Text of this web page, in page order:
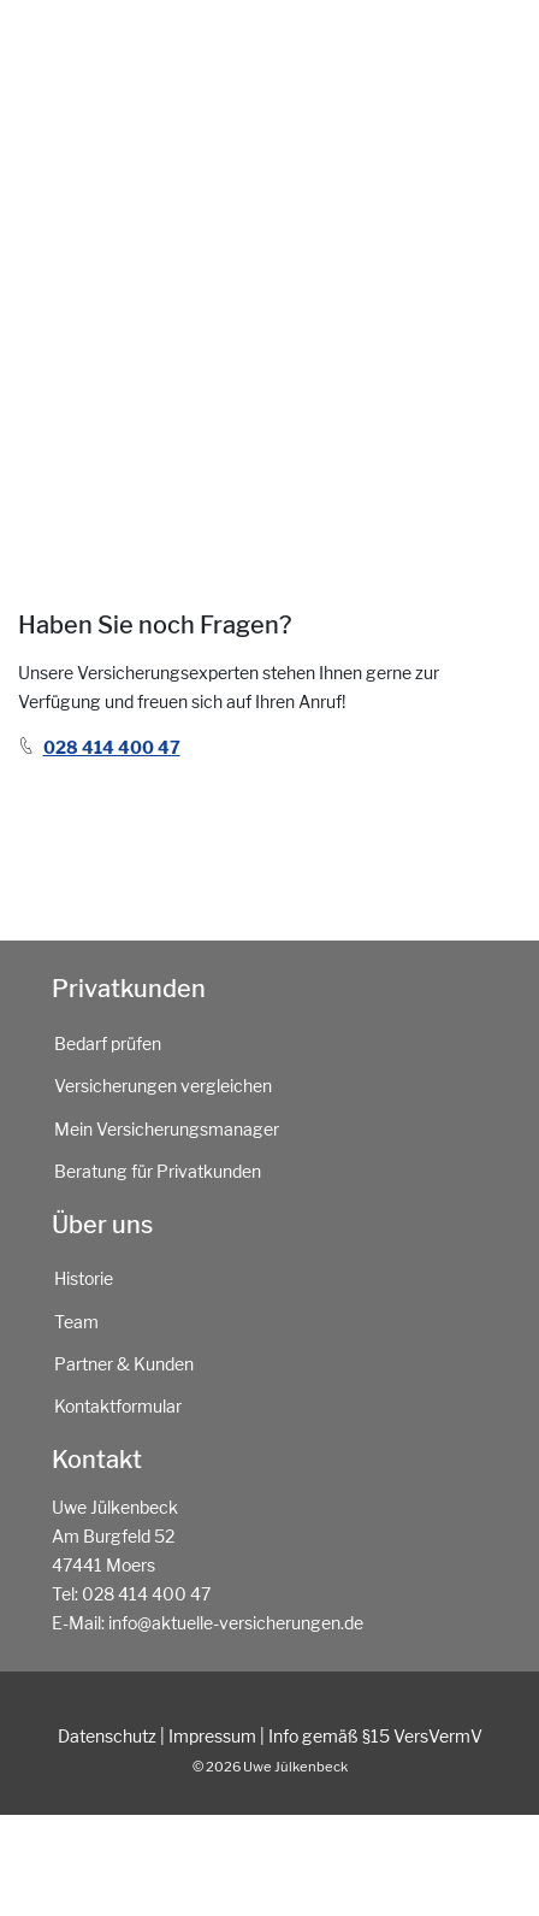
Haben Sie noch Fragen?
Unsere Versicherungsexperten stehen Ihnen gerne zur
Verfügung und freuen sich auf Ihren Anruf!
028 414 400 47
Privatkunden
Bedarf prüfen
Versicherungen vergleichen
Mein Versicherungsmanager
Beratung für Privatkunden
Über uns
Historie
Team
Partner & Kunden
Kontaktformular
Kontakt
Uwe Jülkenbeck
Am Burgfeld 52
47441 Moers
Tel: 028 414 400 47
E-Mail: info@aktuelle-versicherungen.de
Datenschutz Impressum Info gemäß §15 VersVermV
© 2026 Uwe Jülkenbeck